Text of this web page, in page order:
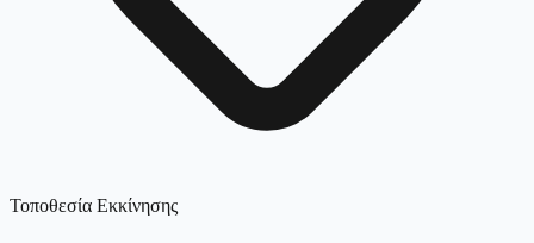
Τοποθεσία Εκκίνησης